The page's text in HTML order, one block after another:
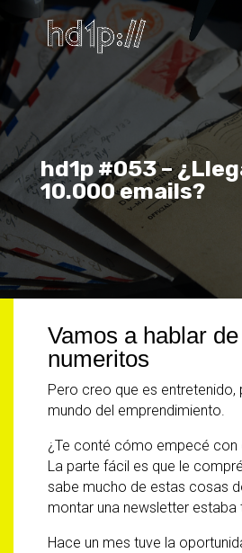
hd1p #053 –
10.000 emails?
Vamos a hablar
numeritos
Pero creo que es
mundo del emprendimiento.
¿Te conté cómo empecé con
La parte fácil es que le
sabe mucho de estas cosas
montar una newsletter estaba
Hace un mes tuve la